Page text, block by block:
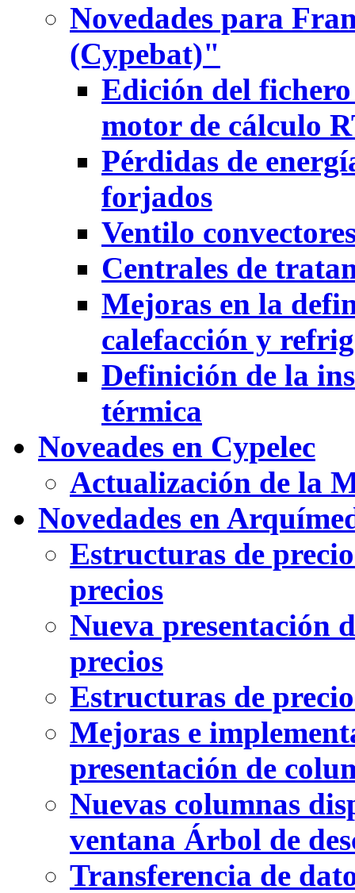
Novedades para
(Cypebat)"
Edición del
motor de cálculo
Pérdidas de
forjados
Ventilo
Centrales de
Mejoras en la
calefacción y
Definición de la
térmica
Noveades en Cypelec
Actualización de la
Novedades en
Estructuras de
precios
Nueva presentación
precios
Estructuras de
Mejoras e
presentación de
Nuevas columnas
ventana Árbol de
Transferencia de